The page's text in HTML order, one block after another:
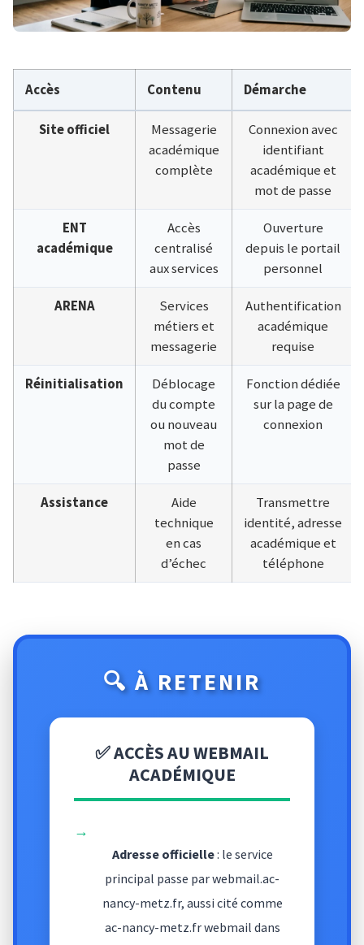
Accès Contenu Démarche
Site officiel
Messagerie
académique
complète
Connexion avec
identifiant
académique et
mot de passe
ENT
académique
Accès
centralisé
aux services
Ouverture
depuis le portail
personnel
ARENA
Services
métiers et
messagerie
Authentification
académique
requise
Réinitialisation
Déblocage
du compte
ou nouveau
mot de
passe
Fonction dédiée
sur la page de
connexion
Assistance
Aide
technique
en cas
d’échec
Transmettre
identité, adresse
académique et
téléphone
🔍 À RETENIR
✅ ACCÈS AU WEBMAIL
ACADÉMIQUE
→
Adresse officielle: le service
principal passe par webmail.ac-
nancy-metz.fr, aussi cité comme
ac-nancy-metz.fr webmail dans